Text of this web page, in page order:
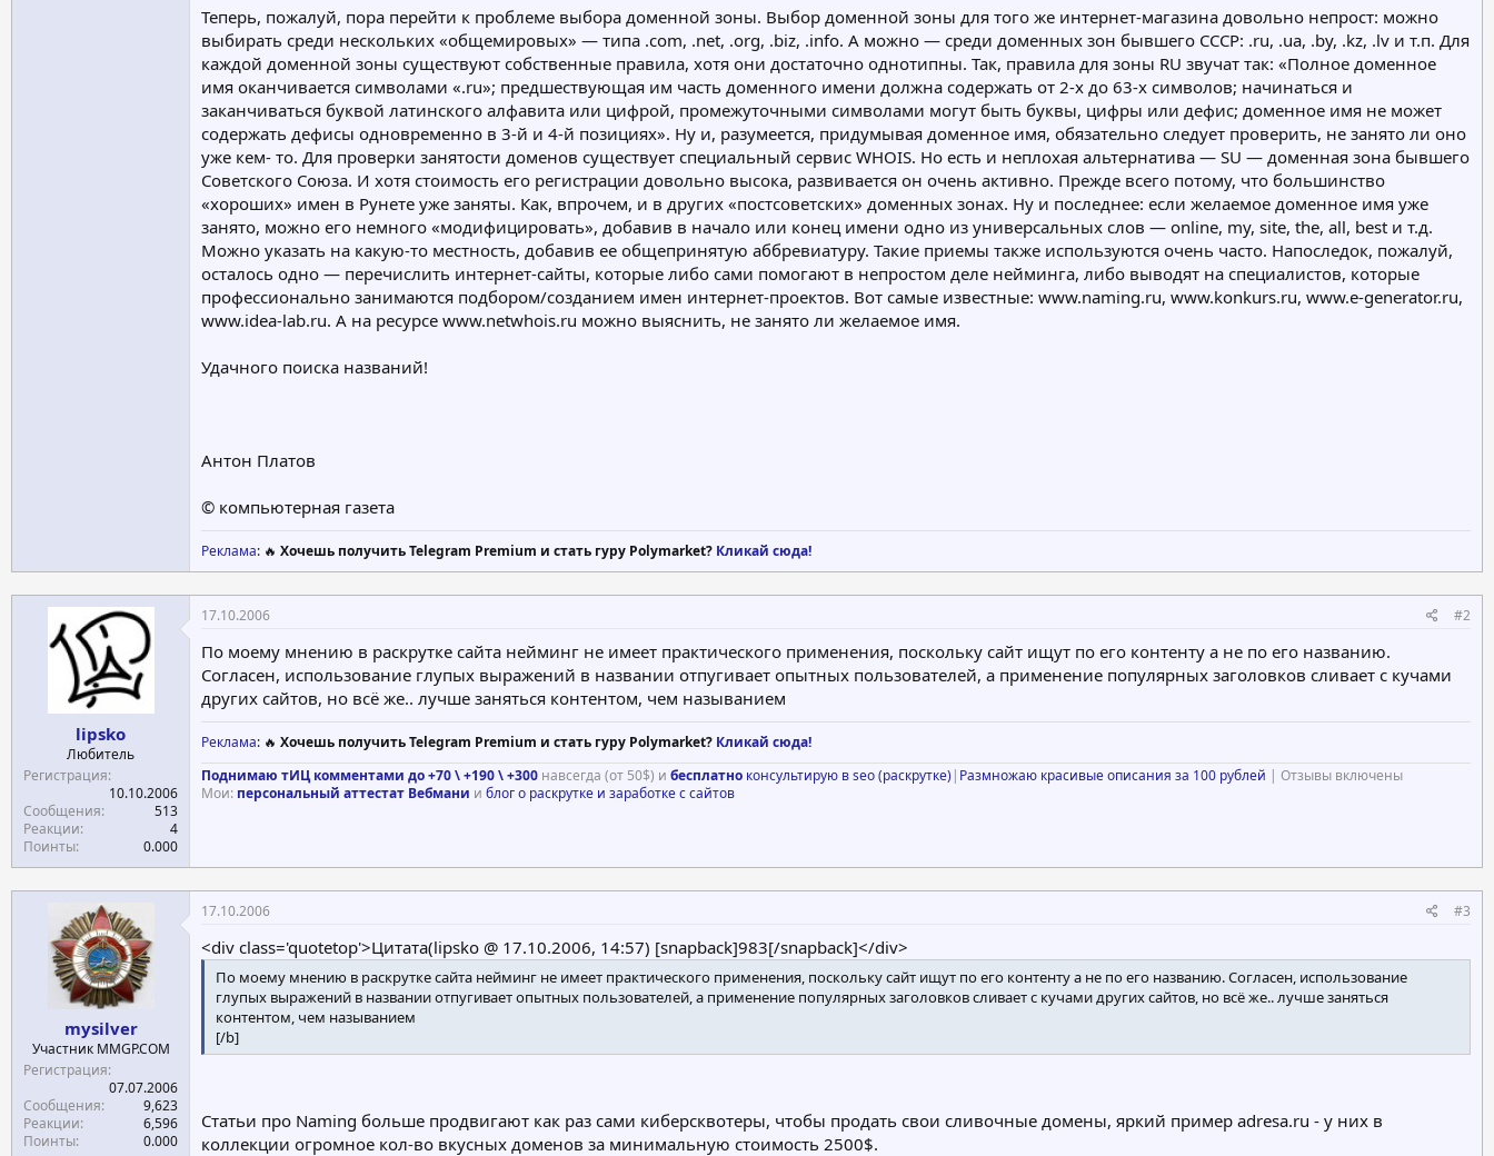
Теперь, пожалуй, пора перейти к проблеме выбора доменной зоны. Выбор доменной зоны для того же интернет-магазина довольно непрост: можно
выбирать среди нескольких «общемировых» — типа .com, .net, .org, .biz, .info. А можно — среди доменных зон бывшего СССР: .ru, .ua, .by, .kz, .lv и т.п. Для
каждой доменной зоны существуют собственные правила, хотя они достаточно однотипны. Так, правила для зоны RU звучат так: «Полное доменное
имя оканчивается символами «.ru»; предшествующая им часть доменного имени должна содержать от 2-х до 63-х символов; начинаться и
заканчиваться буквой латинского алфавита или цифрой, промежуточными символами могут быть буквы, цифры или дефис; доменное имя не может
содержать дефисы одновременно в 3-й и 4-й позициях». Ну и, разумеется, придумывая доменное имя, обязательно следует проверить, не занято ли оно
уже кем- то. Для проверки занятости доменов существует специальный сервис WHOIS. Но есть и неплохая альтернатива — SU — доменная зона бывшего
Советского Союза. И хотя стоимость его регистрации довольно высока, развивается он очень активно. Прежде всего потому, что большинство
«хороших» имен в Рунете уже заняты. Как, впрочем, и в других «постсоветских» доменных зонах. Ну и последнее: если желаемое доменное имя уже
занято, можно его немного «модифицировать», добавив в начало или конец имени одно из универсальных слов — online, my, site, the, all, best и т.д.
Можно указать на какую-то местность, добавив ее общепринятую аббревиатуру. Такие приемы также используются очень часто. Напоследок, пожалуй,
осталось одно — перечислить интернет-сайты, которые либо сами помогают в непростом деле нейминга, либо выводят на специалистов, которые
профессионально занимаются подбором/созданием имен интернет-проектов. Вот самые известные: www.naming.ru, www.konkurs.ru, www.e-generator.ru,
www.idea-lab.ru. А на ресурсе www.netwhois.ru можно выяснить, не занято ли желаемое имя.
Удачного поиска названий!
Антон Платов
© компьютерная газета
Реклама: 🔥 Хочешь получить Telegram Premium и стать гуру Polymarket? Кликай сюда!
lipsko
Любитель
Регистрация
10.10.2006
Сообщения
513
Реакции
4
Поинты
0.000
17.10.2006 #2
По моему мнению в раскрутке сайта нейминг не имеет практического применения, поскольку сайт ищут по его контенту а не по его названию.
Согласен, использование глупых выражений в названии отпугивает опытных пользователей, а применение популярных заголовков сливает с кучами
других сайтов, но всё же.. лучше заняться контентом, чем называнием
Реклама: 🔥 Хочешь получить Telegram Premium и стать гуру Polymarket? Кликай сюда!
Поднимаю тИЦ комментами до +70 \ +190 \ +300 навсегда (от 50$) и бесплатно консультирую в seo (раскрутке) | Размножаю красивые описания за 100 рублей | Отзывы включены
Мои: персональный аттестат Вебмани и блог о раскрутке и заработке с сайтов
mysilver
Участник MMGP.COM
Регистрация
07.07.2006
Сообщения
9,623
Реакции
6,596
Поинты
0.000
17.10.2006 #3
<div class='quotetop'>Цитата(lipsko @ 17.10.2006, 14:57) [snapback]983[/snapback]</div>
По моему мнению в раскрутке сайта нейминг не имеет практического применения, поскольку сайт ищут по его контенту а не по его названию. Согласен, использование
глупых выражений в названии отпугивает опытных пользователей, а применение популярных заголовков сливает с кучами других сайтов, но всё же.. лучше заняться
контентом, чем называнием
[/b]
Статьи про Naming больше продвигают как раз сами киберсквотеры, чтобы продать свои сливочные домены, яркий пример adresa.ru - у них в
коллекции огромное кол-во вкусных доменов за минимальную стоимость 2500$.